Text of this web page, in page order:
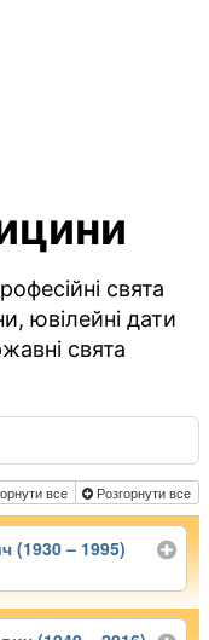
свята
ювілейні дати
свята
все Розгорнути все
(1930 – 1995)